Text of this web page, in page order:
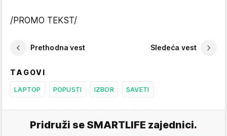
/PROMO TEKST/
Prethodna vest Sledeća vest
TAGOVI
LAPTOP POPUSTI IZBOR SAVETI
Pridruži se SMARTLIFE zajednici.